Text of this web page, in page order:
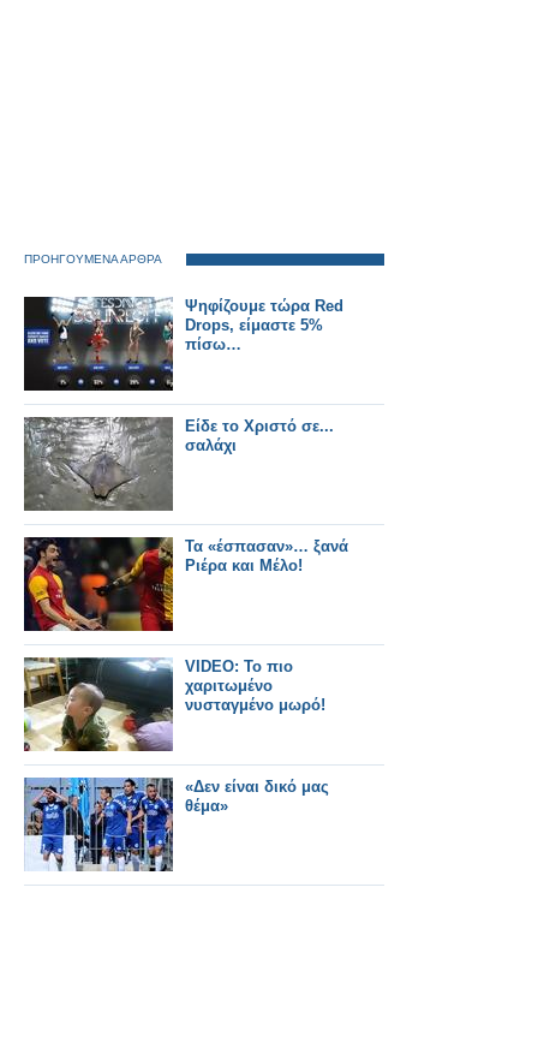
ΠΡΟΗΓΟΥΜΕΝΑ ΑΡΘΡΑ
Ψηφίζουμε τώρα Red
Drops, είμαστε 5%
πίσω…
Είδε το Χριστό σε...
σαλάχι
Τα «έσπασαν»… ξανά
Ριέρα και Μέλο!
VIDEO: Το πιο
χαριτωμένο
νυσταγμένο μωρό!
«Δεν είναι δικό μας
θέμα»